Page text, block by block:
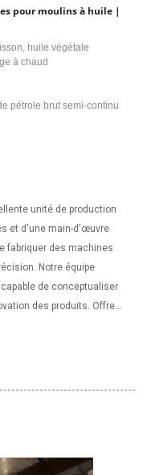
pour moulins à huile |
huile végétale
à chaud
pétrole brut semi-continu
unité de production
et d'une main-d'œuvre
fabriquer des machines
Notre équipe
de conceptualiser
des produits. Offrez
pour fabriquer